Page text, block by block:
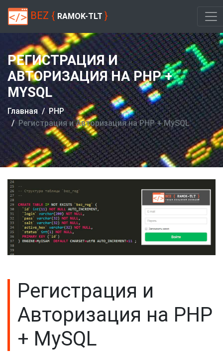
BEZ { RAMOK-TLT }
РЕГИСТРАЦИЯ И
АВТОРИЗАЦИЯ НА PHP +
MYSQL
Главная
PHP
Регистрация и Авторизация на PHP + MySQL
Регистрация и
Авторизация на PHP
+ MySQL